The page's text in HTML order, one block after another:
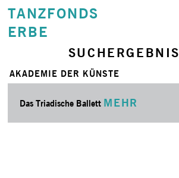
TANZFONDS
ERBE
AKADEMIE DER KÜNSTE
Das Triadische Ballett MEHR